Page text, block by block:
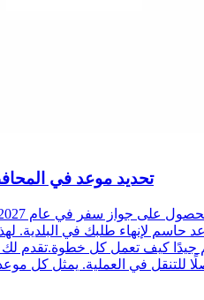
تحديد موعد في المحافظة
حاسم لإنهاء طلبك في البلدية.
جيدًا كيف تعمل كل خطوة.تقدم لك
للتنقل في العملية. يمثل كل